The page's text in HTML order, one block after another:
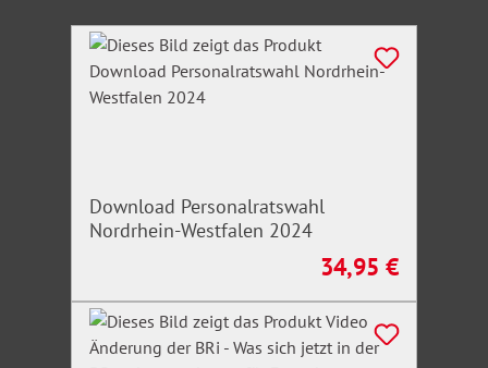
Produktgalerie überspringen
Download Personalratswahl
Nordrhein-Westfalen 2024
Regulärer Preis:
34,95 €